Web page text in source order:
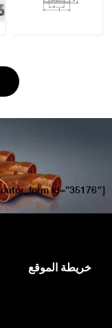
[forminator_form id=”35176″]
خريطة الموقع